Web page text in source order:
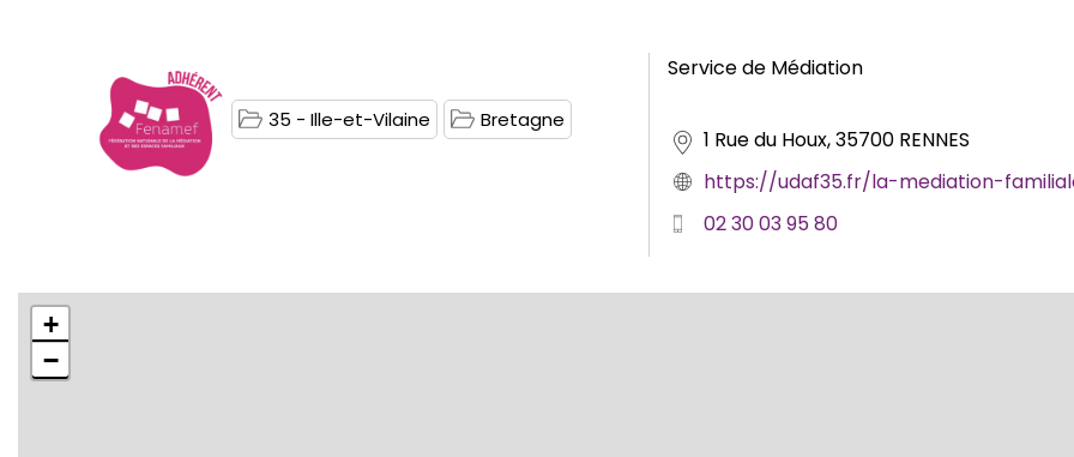
35 - Ille-et-Vilaine Bretagne
Service de Médiation
1 Rue du Houx, 35700 RENNES
https://udaf35.fr/la-mediation-
02 30 03 95 80
+
−